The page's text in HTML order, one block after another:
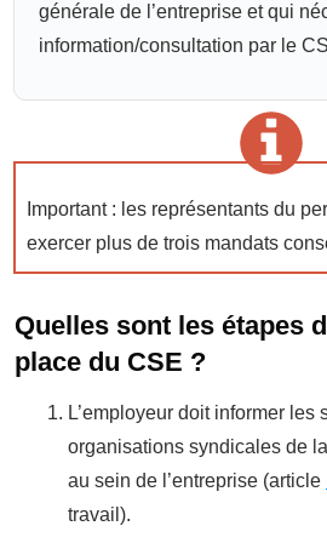
générale de l’entreprise et qui
information/consultation par le
Important : les représentants du
exercer plus de trois mandats
Quelles sont les étapes
place du CSE ?
L’employeur doit informer les
organisations syndicales de
au sein de l’entreprise (article
travail).